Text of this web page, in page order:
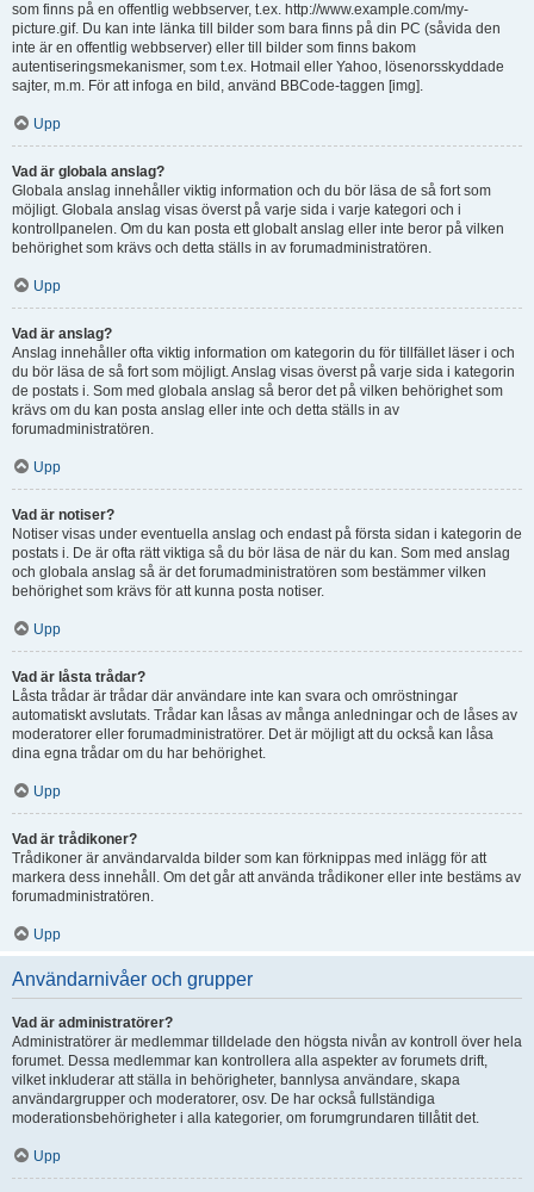
som finns på en offentlig webbserver, t.ex. http://www.example.com/my-
picture.gif. Du kan inte länka till bilder som bara finns på din PC (såvida den
inte är en offentlig webbserver) eller till bilder som finns bakom
autentiseringsmekanismer, som t.ex. Hotmail eller Yahoo, lösenorsskyddade
sajter, m.m. För att infoga en bild, använd BBCode-taggen [img].
Upp
Vad är globala anslag?
Globala anslag innehåller viktig information och du bör läsa de så fort som
möjligt. Globala anslag visas överst på varje sida i varje kategori och i
kontrollpanelen. Om du kan posta ett globalt anslag eller inte beror på vilken
behörighet som krävs och detta ställs in av forumadministratören.
Upp
Vad är anslag?
Anslag innehåller ofta viktig information om kategorin du för tillfället läser i och
du bör läsa de så fort som möjligt. Anslag visas överst på varje sida i kategorin
de postats i. Som med globala anslag så beror det på vilken behörighet som
krävs om du kan posta anslag eller inte och detta ställs in av
forumadministratören.
Upp
Vad är notiser?
Notiser visas under eventuella anslag och endast på första sidan i kategorin de
postats i. De är ofta rätt viktiga så du bör läsa de när du kan. Som med anslag
och globala anslag så är det forumadministratören som bestämmer vilken
behörighet som krävs för att kunna posta notiser.
Upp
Vad är låsta trådar?
Låsta trådar är trådar där användare inte kan svara och omröstningar
automatiskt avslutats. Trådar kan låsas av många anledningar och de låses av
moderatorer eller forumadministratörer. Det är möjligt att du också kan låsa
dina egna trådar om du har behörighet.
Upp
Vad är trådikoner?
Trådikoner är användarvalda bilder som kan förknippas med inlägg för att
markera dess innehåll. Om det går att använda trådikoner eller inte bestäms av
forumadministratören.
Upp
Användarnivåer och grupper
Vad är administratörer?
Administratörer är medlemmar tilldelade den högsta nivån av kontroll över hela
forumet. Dessa medlemmar kan kontrollera alla aspekter av forumets drift,
vilket inkluderar att ställa in behörigheter, bannlysa användare, skapa
användargrupper och moderatorer, osv. De har också fullständiga
moderationsbehörigheter i alla kategorier, om forumgrundaren tillåtit det.
Upp